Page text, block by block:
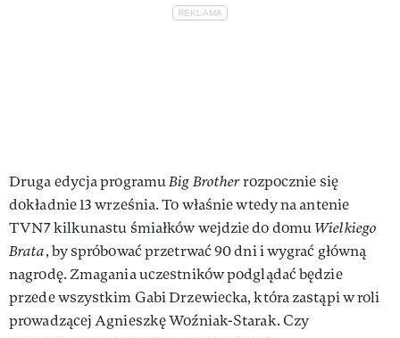
Druga edycja programuBig Brotherrozpocznie się
dokładnie 13 września. To właśnie wtedy na antenie
TVN7 kilkunastu śmiałków wejdzie do domuWielkiego
Brata, by spróbować przetrwać 90 dni i wygrać główną
nagrodę. Zmagania uczestników podglądać będzie
przede wszystkim Gabi Drzewiecka, która zastąpi w roli
prowadzącej Agnieszkę Woźniak-Starak. Czy